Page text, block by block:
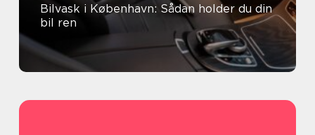
Bilvask i København: Sådan holder du din
bil ren